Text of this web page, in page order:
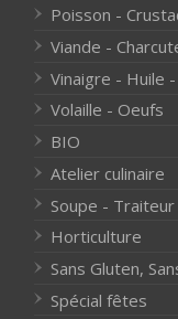
Poisson -
Viande -
Vinaigre - Huile
Volaille - Oeufs
BIO
Atelier culinaire
Soupe -
Horticulture
Sans Gluten,
Spécial fêtes